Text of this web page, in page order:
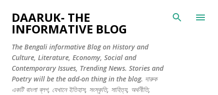
সরাসরি প্রধান সামগ্রীতে চলে যান
DAARUK- THE
INFORMATIVE BLOG
The Bengali informative Blog on History and
Culture, Literature, Economy, Social and
Contemporary Issues, Trending News. Stories and
Poetry will be the add-on thing in the blog. দারুক
একটি বাংলা ব্লগ, যেখানে ইতিহাস, সংস্কৃতি, সাহিত্য, অর্থনীতি,